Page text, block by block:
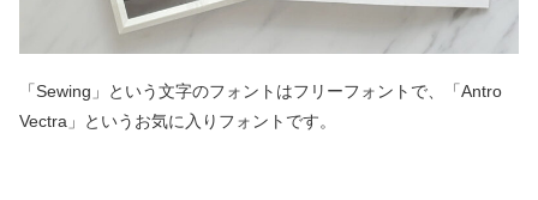
「Sewing」という文字のフォントはフリーフォントで、「Antro
Vectra」というお気に入りフォントです。